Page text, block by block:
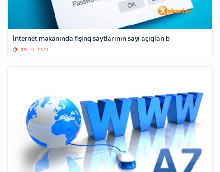
İnternet məkanında fişinq saytlarının sayı açıqlanıb
19-10-2020